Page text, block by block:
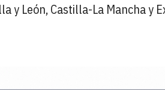
y León, Castilla-La Mancha y